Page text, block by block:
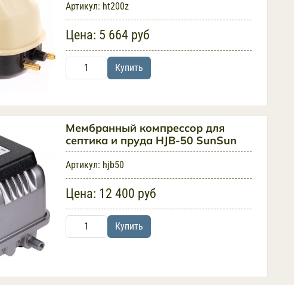
Артикул: ht200z
Цена: 5 664 руб
Купить
Мембранный компрессор для
септика и пруда HJB-50 SunSun
Артикул: hjb50
Цена: 12 400 руб
Купить